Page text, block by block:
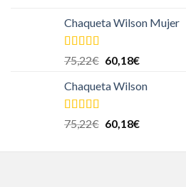
Chaqueta Wilson Mujer
Valorado en
5.00
75,22€ 60,18€
Chaqueta Wilson
Valorado en
5.00
75,22€ 60,18€